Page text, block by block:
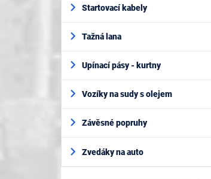
Startovací kabely
Tažná lana
Upínací pásy - kurtny
Vozíky na sudy s olejem
Závěsné popruhy
Zvedáky na auto